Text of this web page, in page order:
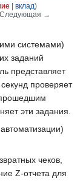
вклад)
Следующая →
системами)
заданий
представляет
проверяет
эти задания.
чеков,
Z-отчета для